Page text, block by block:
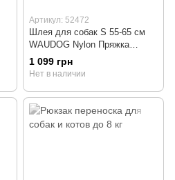
Артикул: 52472
Шлея для собак S 55-65 см
WAUDOG Nylon Пряжка
фастекс
1 099 грн
Нет в наличии